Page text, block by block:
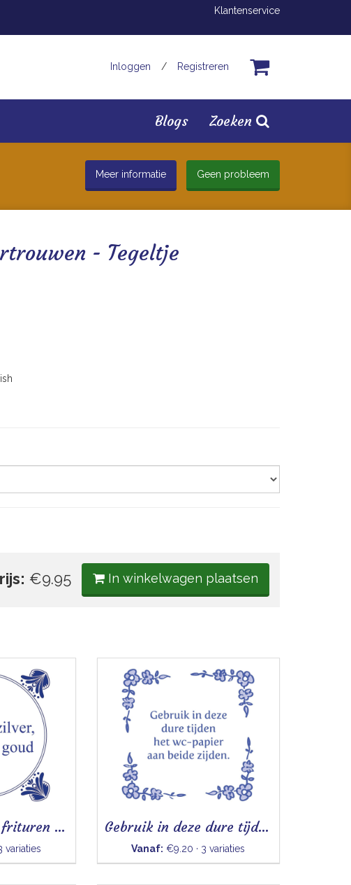
Klantenservice
Inloggen / Registreren
Zoeken
Blogs
Meer informatie Geen probleem
- Tegeltje
In winkelwagen plaatsen
€9.95
Koken is zilver, frituren is goud
variaties
Gebruik in deze dure tijden
Vanaf: €9.20 · 3 variaties